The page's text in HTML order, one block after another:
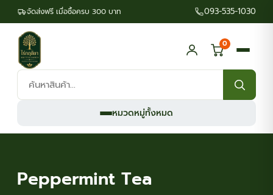
จัดส่งฟรี เมื่อซื้อครบ 300 บาท 093-535-1030
ค้นหา
สินค้า:
0
หมวดหมู่ทั้งหมด
Peppermint Tea